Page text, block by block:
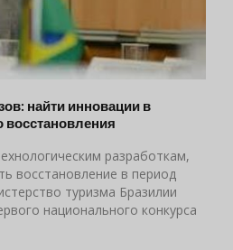
найти инновации в
восстановления
разработкам,
восстановление в период
туризма Бразилии
национального конкурса